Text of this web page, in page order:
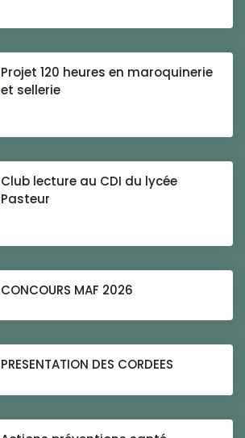
Projet 120 heures en maroquinerie
et sellerie
Club lecture au CDI du lycée
Pasteur
CONCOURS MAF 2026
PRESENTATION DES CORDEES